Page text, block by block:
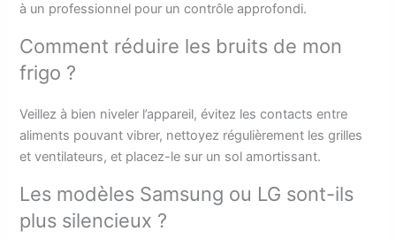
à un professionnel pour un contrôle approfondi.
Comment réduire les bruits de mon
frigo ?
Veillez à bien niveler l’appareil, évitez les contacts entre
aliments pouvant vibrer, nettoyez régulièrement les grilles
et ventilateurs, et placez-le sur un sol amortissant.
Les modèles Samsung ou LG sont-ils
plus silencieux ?